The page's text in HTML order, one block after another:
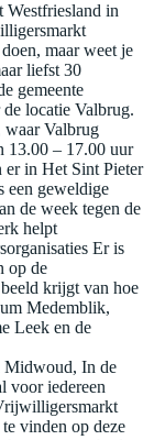
Westfriesland in
maar weet je
liefst 30
gemeente
locatie Valbrug.
waar Valbrug
13.00 – 17.00 uur
er in Het Sint Pieter
een geweldige
de week tegen de
helpt
Er is
op de
krijgt van hoe
Medemblik,
Leek en de
Midwoud, In de
voor iedereen
vinden op deze